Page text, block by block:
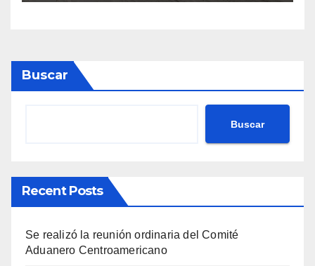
Buscar
Buscar
Recent Posts
Se realizó la reunión ordinaria del Comité
Aduanero Centroamericano